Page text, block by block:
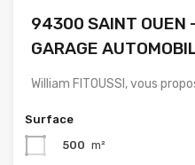
94300 SAINT OUEN
GARAGE
William FITOUSSI, vous
Surface
500 m²